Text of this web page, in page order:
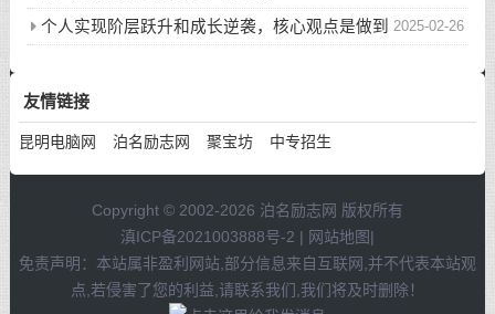
2025-02-26
个人实现阶层跃升和成长逆袭，核心观点是做到
友情链接
昆明电脑网 泊名励志网 聚宝坊 中专招生
Copyright © 2002-2026 泊名励志网 版权所有
滇ICP备2021003888号-2 | 网站地图|
免责声明：本站属非盈利网站,部分信息来自互联网,并不代表本站观
点,若侵害了您的利益,请联系我们,我们将及时删除！